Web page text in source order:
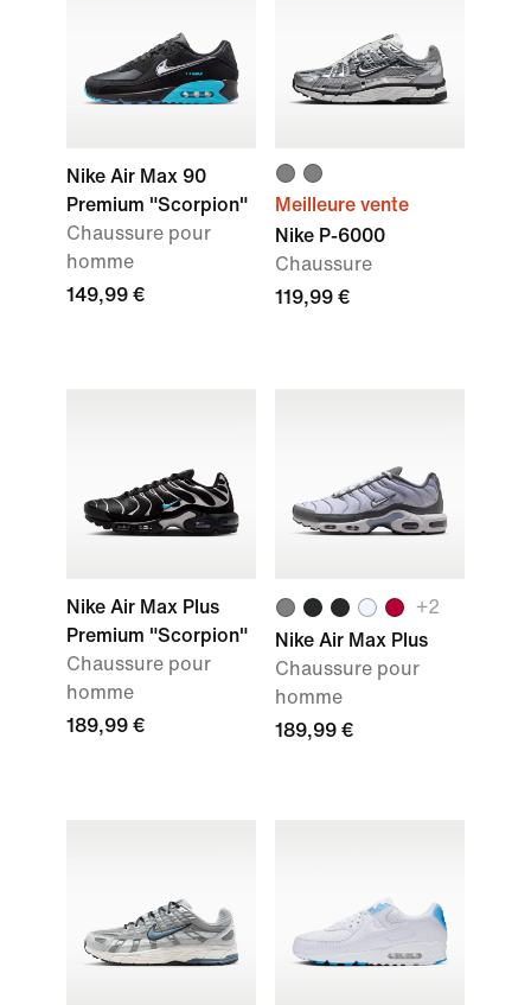
Nike Air Max 90
Premium "Scorpion"
Chaussure pour
homme
149,99 €
Meilleure vente
Nike P-6000
Chaussure
119,99 €
Nike Air Max Plus
Premium "Scorpion"
Chaussure pour
homme
189,99 €
+2
Nike Air Max Plus
Chaussure pour
homme
189,99 €